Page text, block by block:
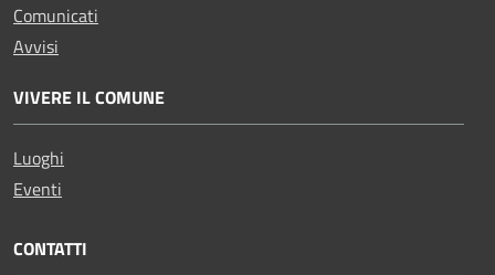
Comunicati
Avvisi
VIVERE IL COMUNE
Luoghi
Eventi
CONTATTI